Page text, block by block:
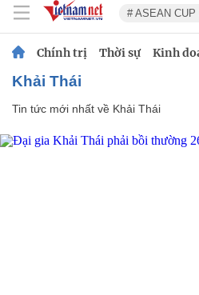
# ASEAN CUP
Chính trị Thời sự Kinh
Khải Thái
Tin tức mới nhất về Khải Thái